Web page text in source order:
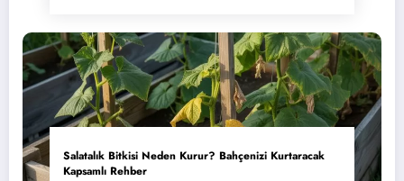
Salatalık Bitkisi Neden Kurur? Bahçenizi Kurtaracak
Kapsamlı Rehber